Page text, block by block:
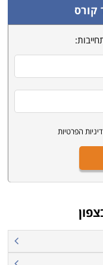
קדימה. עידן
חלק נכבד ממאמצי
חלק גדול מהיצע
על מנת לדעת
ולהביא את העסק
תוך התאמה לקהל
מתאימים לבעלי
שלהם בתחום כדי
נכון ומוצלח יותר,
המעוניינים להעשיר
לרכוש מקצוע מרתק
קורס
הפרטיות